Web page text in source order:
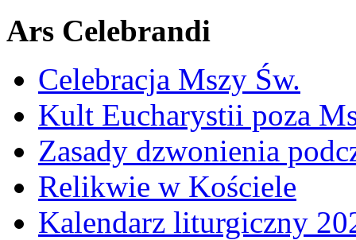
Ars Celebrandi
Celebracja Mszy Św.
Kult Eucharystii poza
Zasady dzwonienia
Relikwie w Kościele
Kalendarz liturgiczny